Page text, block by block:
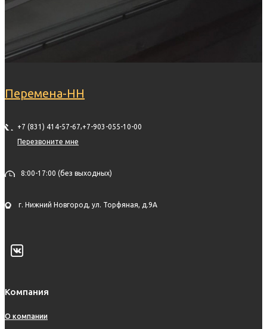
Перемена-НН
+7 (831) 414-57-67,+7-903-055-10-00
Перезвоните мне
8:00-17:00 (без выходных)
г. Нижний Новгород, ул. Торфяная, д.9А
Компания
О компании